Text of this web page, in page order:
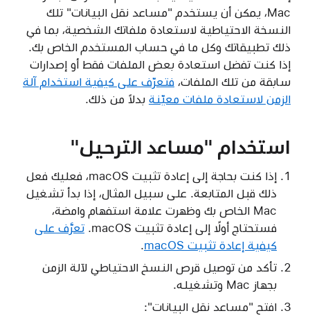
Mac، يمكن أن يستخدم "مساعد نقل البيانات" تلك
النسخة الاحتياطية لاستعادة ملفاتك الشخصية، بما في
ذلك تطبيقاتك وكل ما في حساب المستخدم الخاص بك.
إذا كنت تفضل استعادة بعض الملفات فقط أو إصدارات
سابقة من تلك الملفات، فتعرّف على كيفية استخدام آلة
الزمن لاستعادة ملفات معيّنة بدلاً من ذلك.
استخدام "مساعد الترحيل"
إذا كنت بحاجة إلى إعادة تثبيت macOS، فعليك فعل
ذلك قبل المتابعة. على سبيل المثال، إذا بدأ تشغيل
Mac الخاص بك وظهرت علامة استفهام وامضة،
فستحتاج أولًا إلى إعادة تثبيت macOS.
تعرَّف على
كيفية إعادة تثبيت macOS
.
تأكد من توصيل قرص النسخ الاحتياطي لآلة الزمن
بجهاز Mac وتشغيله.
افتح "مساعد نقل البيانات":